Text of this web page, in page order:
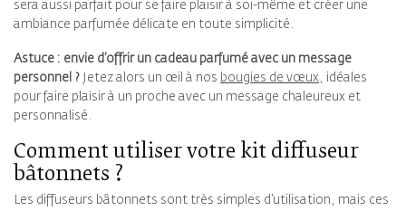
sera aussi parfait pour se faire plaisir à soi-même et créer une
ambiance parfumée délicate en toute simplicité.
Astuce : envie d’offrir un cadeau parfumé avec un message
personnel ? Jetez alors un œil à nos bougies de vœux, idéales
pour faire plaisir à un proche avec un message chaleureux et
personnalisé.
Comment utiliser votre kit diffuseur
bâtonnets ?
Les diffuseurs bâtonnets sont très simples d’utilisation, mais ces